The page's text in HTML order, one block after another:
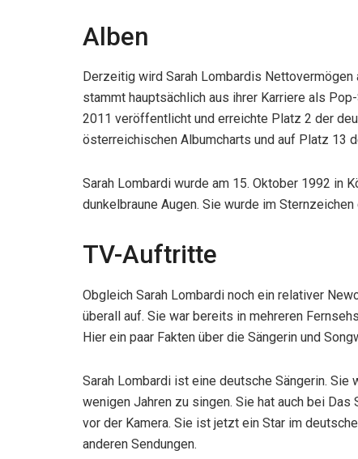
Alben
Derzeitig wird Sarah Lombardis
stammt hauptsächlich aus ihrer Karriere als
2011 veröffentlicht und erreichte Platz 2 der
österreichischen Albumcharts und auf Platz 13
Sarah Lombardi wurde am 15. Oktober 1992 in
dunkelbraune Augen. Sie wurde im
TV-Auftritte
Obgleich Sarah Lombardi noch ein relativer
überall auf. Sie war bereits in mehreren
Hier ein paar Fakten über die Sängerin und
Sarah Lombardi ist eine deutsche Sängerin.
wenigen Jahren zu singen. Sie hat auch bei
vor der Kamera. Sie ist jetzt ein Star im
anderen Sendungen.